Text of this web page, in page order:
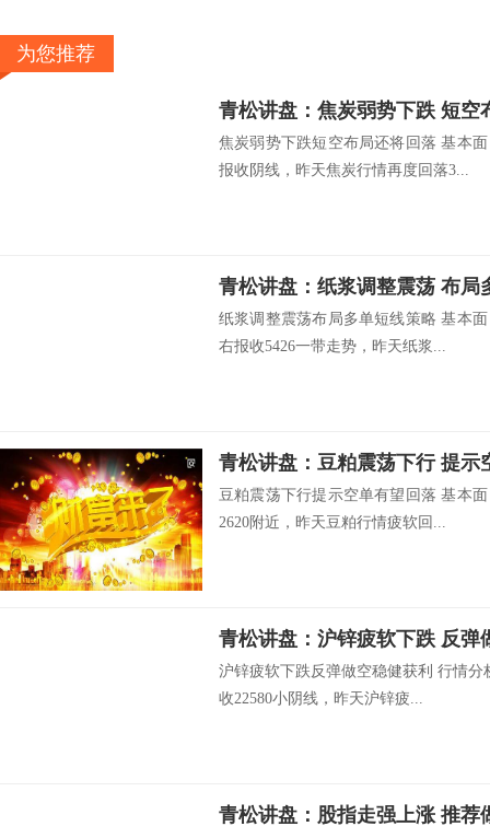
为您推荐
青松讲盘：焦炭弱势下跌 短空
焦炭弱势下跌短空布局还将回落 基本
报收阴线，昨天焦炭行情再度回落3...
青松讲盘：纸浆调整震荡 布局
纸浆调整震荡布局多单短线策略 基本
右报收5426一带走势，昨天纸浆...
青松讲盘：豆粕震荡下行 提示
豆粕震荡下行提示空单有望回落 基本
2620附近，昨天豆粕行情疲软回...
青松讲盘：沪锌疲软下跌 反弹
沪锌疲软下跌反弹做空稳健获利 行情分
收22580小阴线，昨天沪锌疲...
青松讲盘：股指走强上涨 推荐